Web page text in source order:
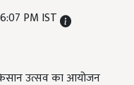
PM IST